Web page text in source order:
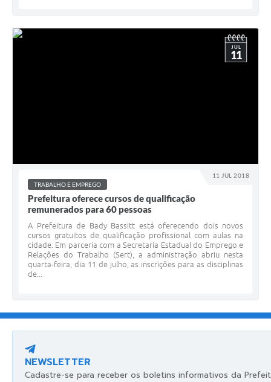
11 JUL 2018
JUL
11
TRABALHO E EMPREGO
Prefeitura oferece cursos de qualificação
remunerados para 60 pessoas
A Prefeitura de Bady Bassitt está oferecendo dois novos
cursos gratuitos de qualificação profissional com aulas na
cidade. Em parceria com a Secretaria Estadual do Emprego e
Relações do Trabalho (Sert), a administração abriu nesta
quarta-feira, dia 11 de julho, as inscrições para as disciplinas
de...
NEWSLETTER
Cadastre-se para receber os boletins informativos da